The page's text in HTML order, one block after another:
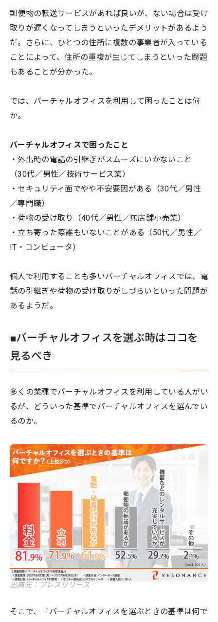
郵便物の転送サービスがあれば良いが、ない場合は受け
取りが遅くなってしまうといったデメリットがあるよう
だ。さらに、ひとつの住所に複数の事業者が入っている
ことによって、住所の重複が生じてしまうといった問題
もあることが分かった。
では、バーチャルオフィスを利用して困ったことは何
か。
バーチャルオフィスで困ったこと
・外出時の電話の引継ぎがスムーズにいかないこと
（30代／男性／技術サービス業）
・セキュリティ面でやや不安要因がある（30代／男性
／専門職）
・荷物の受け取り（40代／男性／無店舗小売業）
・立ち寄った際誰もいないことがある（50代／男性／
IT・コンピュータ）
個人で利用することも多いバーチャルオフィスでは、電
話の引継ぎや荷物の受け取りがしづらいといった問題が
あるようだ。
■バーチャルオフィスを選ぶ時はココを
見るべき
多くの業種でバーチャルオフィスを利用している人がい
るが、どういった基準でバーチャルオフィスを選んでい
るのか。
出典元：プレスリリース
そこで、「バーチャルオフィスを選ぶときの基準は何で